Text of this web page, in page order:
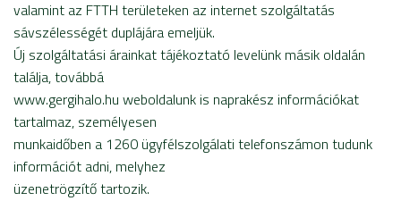
valamint az FTTH területeken az internet szolgáltatás
sávszélességét duplájára emeljük.
Új szolgáltatási árainkat tájékoztató levelünk másik oldalán
találja, továbbá
www.gergihalo.hu weboldalunk is naprakész információkat
tartalmaz, személyesen
munkaidőben a 1260 ügyfélszolgálati telefonszámon tudunk
információt adni, melyhez
üzenetrögzítő tartozik.